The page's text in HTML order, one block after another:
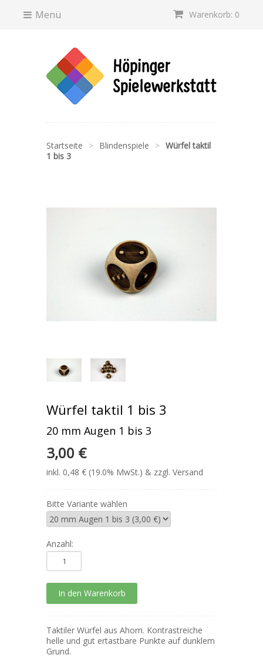
Warenkorb: 0
Menü
Startseite > Blindenspiele > Würfel taktil
1 bis 3
Würfel taktil 1 bis 3
20 mm Augen 1 bis 3
3,00 €
inkl. 0,48 € (19.0% MwSt.) & zzgl. Versand
Bitte Variante wählen
Anzahl:
Taktiler Würfel aus Ahorn. Kontrastreiche
helle und gut ertastbare Punkte auf dunklem
Grund.